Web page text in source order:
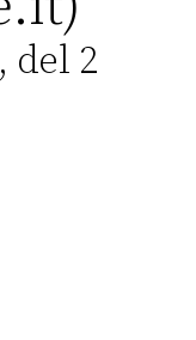
del 2